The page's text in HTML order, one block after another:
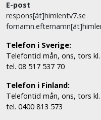
E-post
respons[ät]himlentv7.se
Telefon i Sverige:
Telefontid mån, ons, tors
tel. 08 517 537 70
Telefon i Finland:
Telefontid mån, ons, tors kl.
tel. 0400 813 573